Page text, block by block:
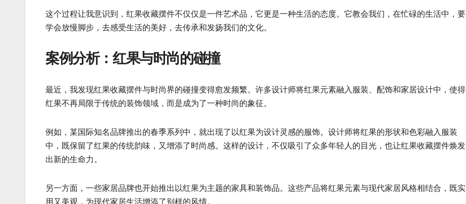
这个过程让我意识到，红果收藏摆件不仅仅是一件艺术品，它更是一种生活的态度。它教会我们，在忙碌的生活中，要
学会放慢脚步，去感受生活的美好，去传承和发扬我们的文化。
案例分析：红果与时尚的碰撞
最近，我发现红果收藏摆件与时尚界的碰撞变得愈发频繁。许多设计师将红果元素融入服装、配饰和家居设计中，使得
红果不再局限于传统的装饰领域，而是成为了一种时尚的象征。
例如，某国际知名品牌推出的春季系列中，就出现了以红果为设计灵感的服饰。设计师将红果的形状和色彩融入服装
中，既保留了红果的传统韵味，又增添了时尚感。这样的设计，不仅吸引了众多年轻人的目光，也让红果收藏摆件焕发
出新的生命力。
另一方面，一些家居品牌也开始推出以红果为主题的家具和装饰品。这些产品将红果元素与现代家居风格相结合，既实
用又美观，为现代家居生活增添了别样的风情。